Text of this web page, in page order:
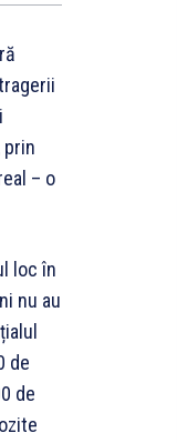
prin
– o
loc în
nu au
de
de